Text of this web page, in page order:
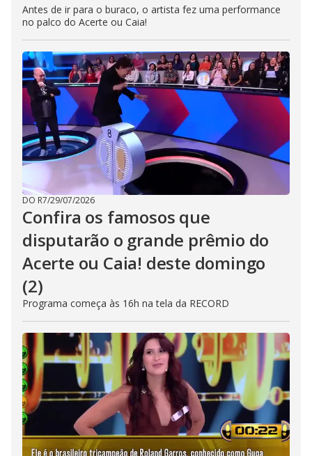
Antes de ir para o buraco, o artista fez uma performance
no palco do Acerte ou Caia!
DO R7/29/07/2026
Confira os famosos que
disputarão o grande prêmio do
Acerte ou Caia! deste domingo
(2)
Programa começa às 16h na tela da RECORD